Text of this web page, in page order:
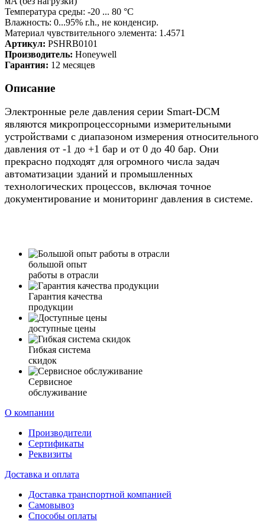
Температура среды: -20 ... 80 °C
Влажность: 0...95% r.h., не конденсир.
Материал чувствительного элемента: 1.4571
Артикул: PSHRB0101
Производитель: Honeywell
Гарантия: 12 месяцев
Описание
Электронные реле давления серии Smart-DCM
являются микропроцессорными измерительными
устройствами с диапазоном измерения относительного
давления от -1 до +1 бар и от 0 до 40 бар. Они
прекрасно подходят для огромного числа задач
автоматизации зданий и промышленных
технологических процессов, включая точное
документирование и мониторинг давления в системе.
большой опыт
работы в отрасли
Гарантия качества
продукции
доступные цены
Гибкая система
скидок
Сервисное
обслуживание
О компании
Производители
Сертификаты
Реквизиты
Доставка и оплата
Доставка транспортной компанией
Самовывоз
Способы оплаты